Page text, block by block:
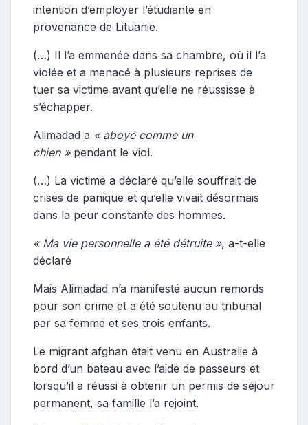
intention d’employer l’étudiante en
provenance de Lituanie.
(…) Il l’a emmenée dans sa chambre, où il l’a
violée et a menacé à plusieurs reprises de
tuer sa victime avant qu’elle ne réussisse à
s’échapper.
Alimadad a « aboyé comme un
chien »pendant le viol.
(…) La victime a déclaré qu’elle souffrait de
crises de panique et qu’elle vivait désormais
dans la peur constante des hommes.
« Ma vie personnelle a été détruite », a-t-elle
déclaré
Mais Alimadad n’a manifesté aucun remords
pour son crime et a été soutenu au tribunal
par sa femme et ses trois enfants.
Le migrant afghan était venu en Australie à
bord d’un bateau avec l’aide de passeurs et
lorsqu’il a réussi à obtenir un permis de séjour
permanent, sa famille l’a rejoint.